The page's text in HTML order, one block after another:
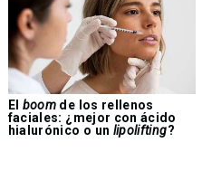
El boom de los rellenos
faciales: ¿mejor con ácido
hialurónico o un lipolifting?